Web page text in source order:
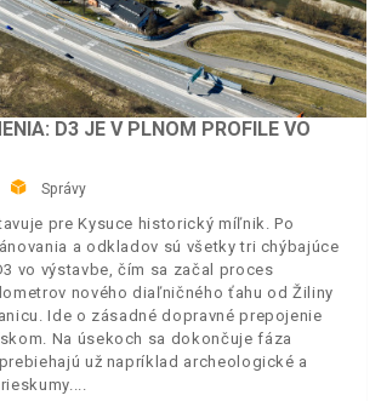
D3 JE V PLNOM PROFILE VO
Správy
pre Kysuce historický míľnik. Po
a odkladov sú všetky tri chýbajúce
vo výstavbe, čím sa začal proces
nového diaľničného ťahu od Žiliny
Ide o zásadné dopravné prepojenie
Na úsekoch sa dokončuje fáza
už napríklad archeologické a